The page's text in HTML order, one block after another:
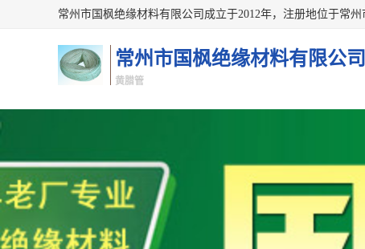
常州市国枫绝缘材料有限公司
黄腊管